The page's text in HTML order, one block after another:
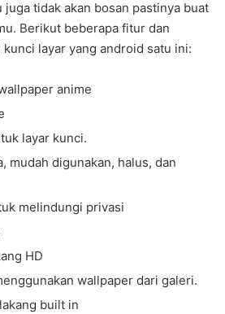
juga tidak akan bosan pastinya buat
Berikut beberapa fitur dan
layar yang android satu ini:
anime
layar kunci.
mudah digunakan, halus, dan
melindungi privasi
HD
wallpaper dari galeri.
built in